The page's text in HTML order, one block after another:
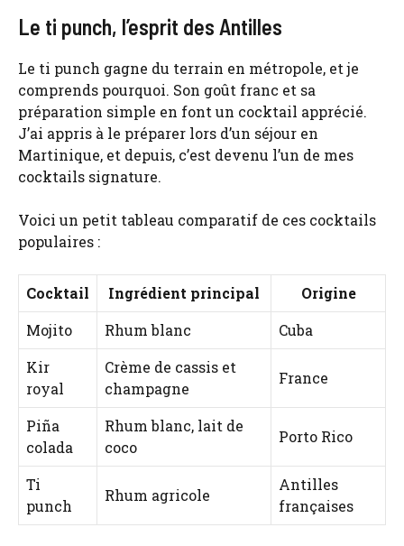
Le ti punch, l’esprit des Antilles
Le ti punch gagne du terrain en métropole, et je
comprends pourquoi. Son goût franc et sa
préparation simple en font un cocktail apprécié.
J’ai appris à le préparer lors d’un séjour en
Martinique, et depuis, c’est devenu l’un de mes
cocktails signature.
Voici un petit tableau comparatif de ces cocktails
populaires :
Cocktail Ingrédient principal
Origine
Mojito
Rhum blanc
Cuba
Kir
royal
Crème de cassis et
champagne
France
Piña
colada
Rhum blanc, lait de
coco
Porto Rico
Ti
punch
Rhum agricole
Antilles
françaises